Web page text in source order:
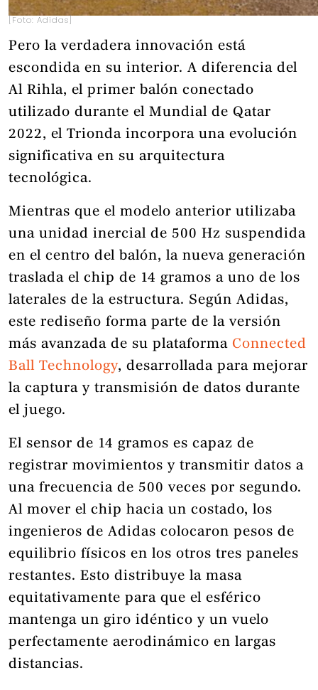
[Foto: Adidas]
Pero la verdadera innovación está
escondida en su interior. A diferencia del
Al Rihla, el primer balón conectado
utilizado durante el Mundial de Qatar
2022, el Trionda incorpora una evolución
significativa en su arquitectura
tecnológica.
Mientras que el modelo anterior utilizaba
una unidad inercial de 500 Hz suspendida
en el centro del balón, la nueva generación
traslada el chip de 14 gramos a uno de los
laterales de la estructura. Según Adidas,
este rediseño forma parte de la versión
más avanzada de su plataforma Connected
Ball Technology, desarrollada para mejorar
la captura y transmisión de datos durante
el juego.
El sensor de 14 gramos es capaz de
registrar movimientos y transmitir datos a
una frecuencia de 500 veces por segundo.
Al mover el chip hacia un costado, los
ingenieros de Adidas colocaron pesos de
equilibrio físicos en los otros tres paneles
restantes. Esto distribuye la masa
equitativamente para que el esférico
mantenga un giro idéntico y un vuelo
perfectamente aerodinámico en largas
distancias.